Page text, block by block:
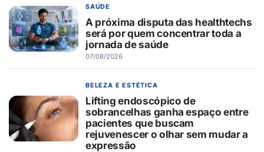
SAÚDE
A próxima disputa das healthtechs
será por quem concentrar toda a
jornada de saúde
07/08/2026
BELEZA E ESTÉTICA
Lifting endoscópico de
sobrancelhas ganha espaço entre
pacientes que buscam
rejuvenescer o olhar sem mudar a
expressão